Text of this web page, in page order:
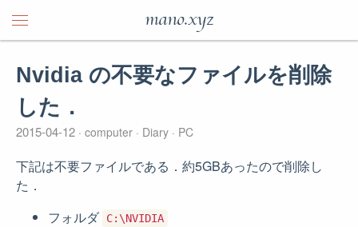
mano.xyz
Nvidia の不要なファイルを削除
した．
2015-04-12 computer Diary PC
下記は不要ファイルである．約5GBあったので削除し
た．
フォルダ C:\NVIDIA